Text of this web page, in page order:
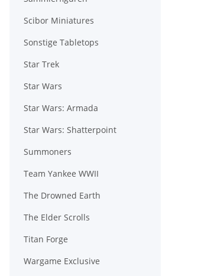
Scibor Miniatures
Sonstige Tabletops
Star Trek
Star Wars
Star Wars: Armada
Star Wars: Shatterpoint
Summoners
Team Yankee WWII
The Drowned Earth
The Elder Scrolls
Titan Forge
Wargame Exclusive